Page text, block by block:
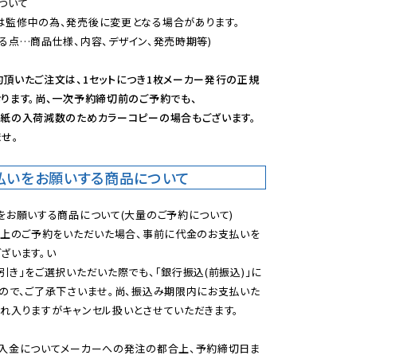
修中の為、発売後に変更となる場合があります。
…商品仕様、内容、デザイン、発売時期等)
いたご注文は、1セットにつき1枚メーカー発行の正規
ます。尚、一次予約締切前のご予約でも、
の入荷減数のためカラーコピーの場合もございます。
。
をお願いする商品について
願いする商品について(大量のご予約について)
のご予約をいただいた場合、事前に代金のお支払いを
います。い
き」をご選択いただいた際でも、「銀行振込(前振込)」に
で、ご了承下さいませ。尚、振込み期限内にお支払いた
入りますがキャンセル扱いとさせていただきます。
についてメーカーへの発注の都合上、予約締切日ま